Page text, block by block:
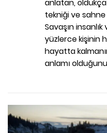
anlatan,
tekniği ve
Savaşın
yüzlerce kişinin
hayatta
anlamı